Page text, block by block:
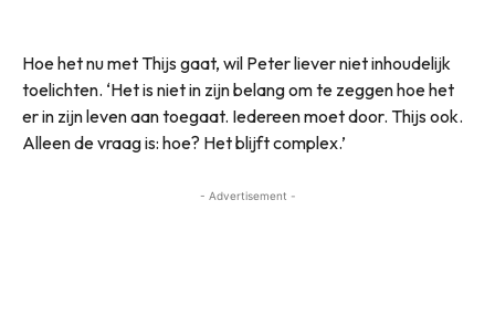
Hoe het nu met Thijs gaat, wil Peter liever niet inhoudelijk
toelichten. ‘Het is niet in zijn belang om te zeggen hoe het
er in zijn leven aan toegaat. Iedereen moet door. Thijs ook.
Alleen de vraag is: hoe? Het blijft complex.’
- Advertisement -